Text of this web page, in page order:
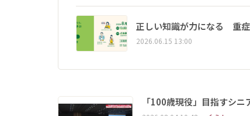
正しい知識が力になる 重
2026.06.15 13:00
「100歳現役」目指すシ